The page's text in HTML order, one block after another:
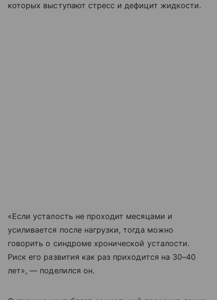
которых выступают стресс и дефицит жидкости.
«Если усталость не проходит месяцами и
усиливается после нагрузки, тогда можно
говорить о синдроме хронической усталости.
Риск его развития как раз приходится на 30–40
лет», — поделился он.